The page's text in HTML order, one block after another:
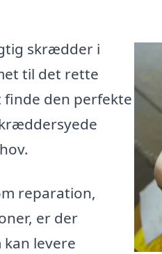
skrædder i
til det rette
den perfekte
reparation,
er der
levere